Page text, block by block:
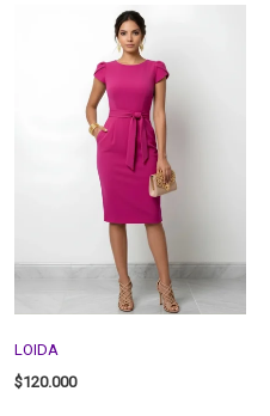
LOIDA
$120.000